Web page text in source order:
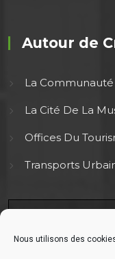
Nous utilisons des
Autour de
La Communauté
La Cité De La
Offices Du
Transports